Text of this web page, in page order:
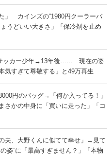
」 カインズの“1980円クーラーバ
うどいい大きさ」「保冷剤を止め
ッカー少年→13年後…… 現在の姿
気すぎて尊敬する」と49万再生
円のバッグ→「何か入ってる！」
かの中身に「買いに走った」「コ
夫、大野くんに似てて幸せ」→見て
”に「最高すぎません？」「本物